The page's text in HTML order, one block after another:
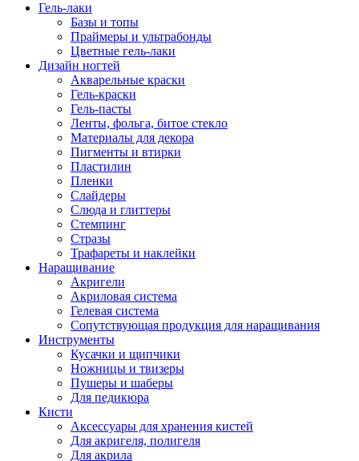
Гель-лаки
Базы и топы
Праймеры и ультрабонды
Цветные гель-лаки
Дизайн ногтей
Акварельные краски
Гель-краски
Гель-пасты
Ленты, фольга, битое стекло
Материалы для декора
Пигменты и втирки
Пластилин
Пленки
Слайдеры
Слюда и глиттеры
Стемпинг
Стразы
Трафареты и наклейки
Наращивание
Акригели
Акриловая система
Гелевая система
Сопутствующая продукция для наращивания
Инструменты
Кусачки и щипчики
Ножницы и твизеры
Пушеры и шаберы
Для педикюра
Кисти
Аксессуары для хранения кистей
Для акригеля, полигеля
Для акрила